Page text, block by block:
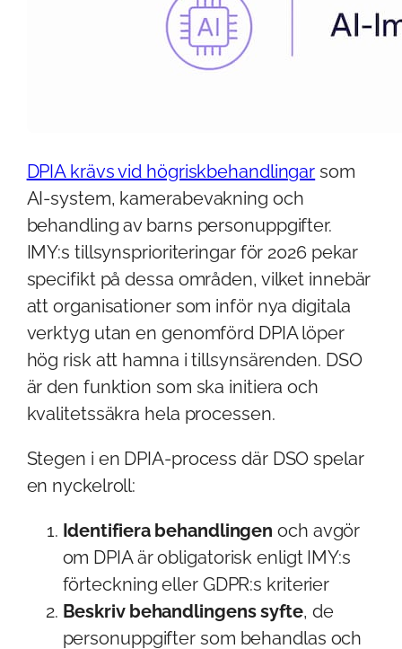
DPIA krävs vid högriskbehandlingar som
AI-system, kamerabevakning och
behandling av barns personuppgifter.
IMY:s tillsynsprioriteringar för 2026 pekar
specifikt på dessa områden, vilket innebär
att organisationer som inför nya digitala
verktyg utan en genomförd DPIA löper
hög risk att hamna i tillsynsärenden. DSO
är den funktion som ska initiera och
kvalitetssäkra hela processen.
Stegen i en DPIA-process där DSO spelar
en nyckelroll:
Identifiera behandlingen och avgör
om DPIA är obligatorisk enligt IMY:s
förteckning eller GDPR:s kriterier
Beskriv behandlingens syfte, de
personuppgifter som behandlas och